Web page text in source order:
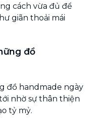
cách vừa đủ để
giãn thoải mái
đồ
đồ handmade ngày
nhờ sự thân thiện
tỷ mỷ.